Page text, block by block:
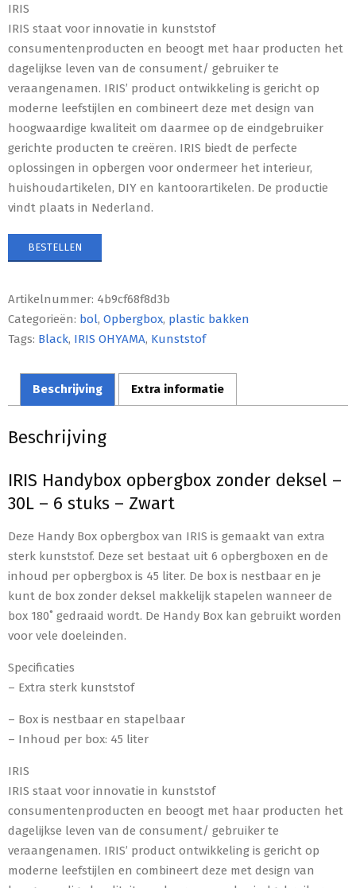
IRIS
IRIS staat voor innovatie in kunststof
consumentenproducten en beoogt met haar producten het
dagelijkse leven van de consument/ gebruiker te
veraangenamen. IRIS’ product ontwikkeling is gericht op
moderne leefstijlen en combineert deze met design van
hoogwaardige kwaliteit om daarmee op de eindgebruiker
gerichte producten te creëren. IRIS biedt de perfecte
oplossingen in opbergen voor ondermeer het interieur,
huishoudartikelen, DIY en kantoorartikelen. De productie
vindt plaats in Nederland.
BESTELLEN
Artikelnummer: 4b9cf68f8d3b
Categorieën: bol, Opbergbox, plastic bakken
Tags: Black, IRIS OHYAMA, Kunststof
Beschrijving Extra informatie
Beschrijving
IRIS Handybox opbergbox zonder deksel –
30L – 6 stuks – Zwart
Deze Handy Box opbergbox van IRIS is gemaakt van extra
sterk kunststof. Deze set bestaat uit 6 opbergboxen en de
inhoud per opbergbox is 45 liter. De box is nestbaar en je
kunt de box zonder deksel makkelijk stapelen wanneer de
box 180˚ gedraaid wordt. De Handy Box kan gebruikt worden
voor vele doeleinden.
Specificaties
– Extra sterk kunststof
– Box is nestbaar en stapelbaar
– Inhoud per box: 45 liter
IRIS
IRIS staat voor innovatie in kunststof
consumentenproducten en beoogt met haar producten het
dagelijkse leven van de consument/ gebruiker te
veraangenamen. IRIS’ product ontwikkeling is gericht op
moderne leefstijlen en combineert deze met design van